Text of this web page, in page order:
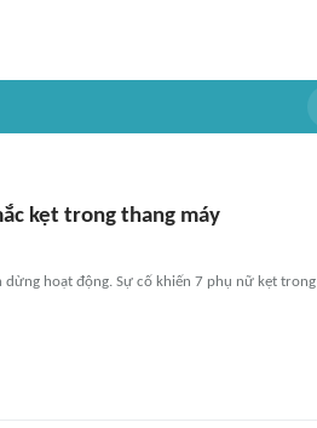
kẹt trong thang máy
hoạt động. Sự cố khiến 7 phụ nữ kẹt trong